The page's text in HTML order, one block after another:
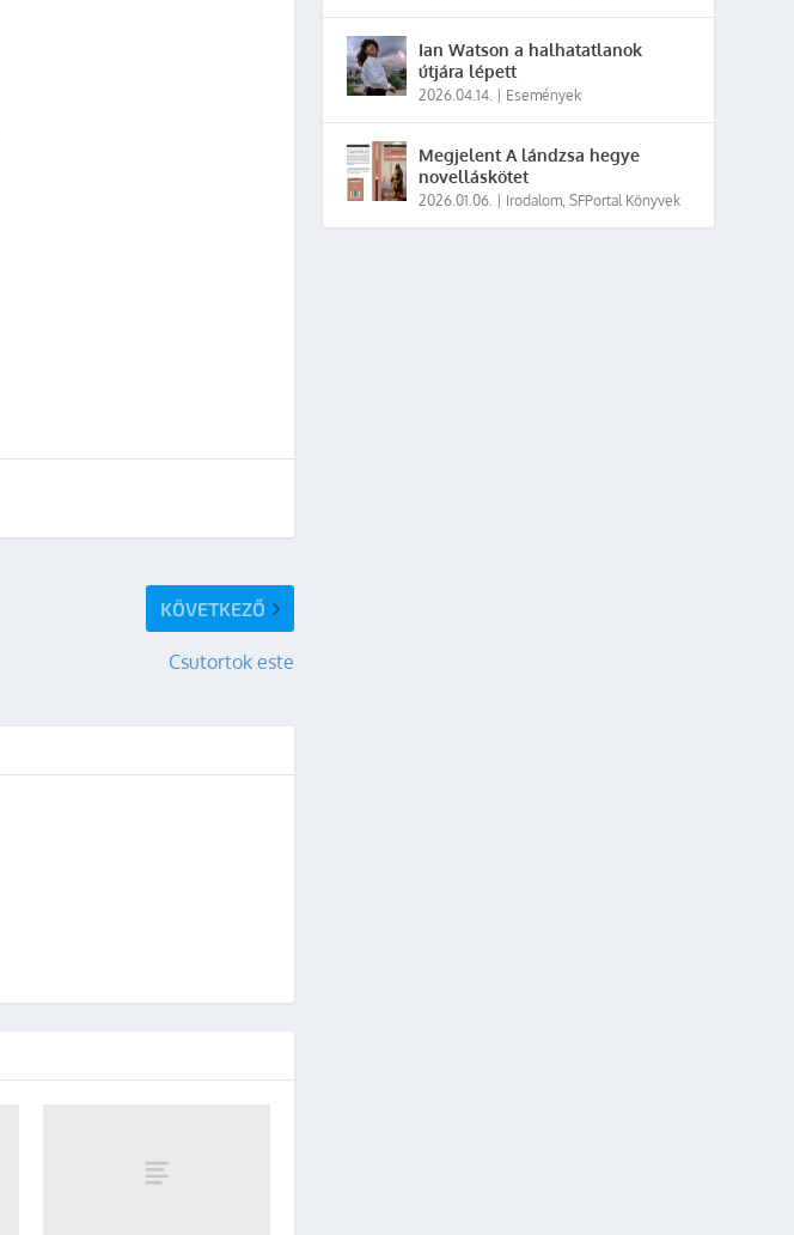
KÖVETKEZŐ
Csutortok este
Ian Watson a halhatatlanok
útjára lépett
2026.04.14. Események
Megjelent A lándzsa hegye
novelláskötet
2026.01.06. Irodalom,SFPortal Könyvek